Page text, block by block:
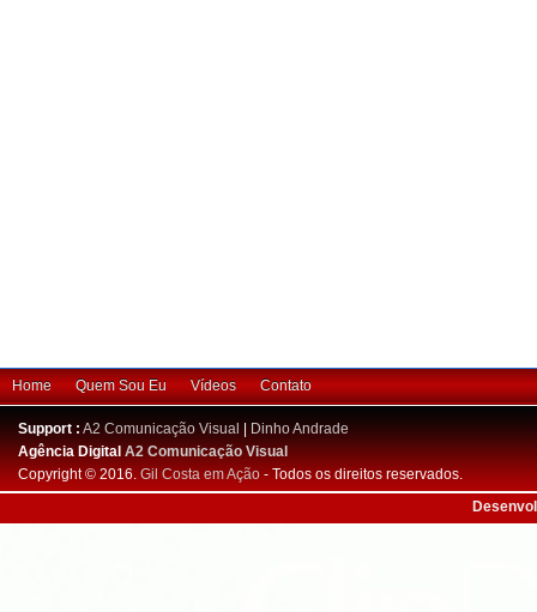
Home Quem Sou Eu Vídeos Contato
Support : A2 Comunicação Visual
Dinho Andrade
Agência DigitalA2 Comunicação Visual
Copyright © 2016. Gil Costa em Ação - Todos os direitos reservados.